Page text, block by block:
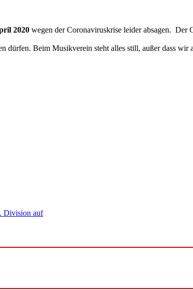
2020 wegen der Coronaviruskrise leider absagen. Der
dürfen. Beim Musikverein steht alles still, außer dass wir
Division auf